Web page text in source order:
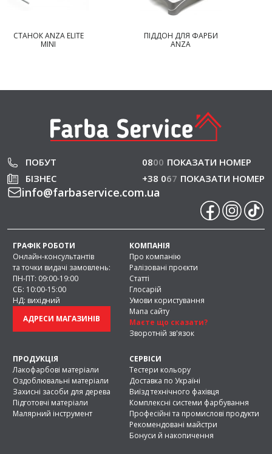
СТАНОК ANZA ELITE
MINI
ПІДДОН ДЛЯ ФАРБИ
ANZA
ПОБУТ 0800 ПОКАЗАТИ НОМЕР
БІЗНЕС
+38 067 ПОКАЗАТИ НОМЕР
info@farbaservice.com.ua
КОМПАНІЯ
Про компанію
Ралізовані проєкти
Статті
Глосарій
Умови користування
Мапа сайту
Маєте що сказати?
Зворотній зв'язок
ПРОДУКЦІЯ
Лакофарбові матеріали
Оздоблювальні матеріали
Захисні засоби для дерева
Підготовчі матеріали
Малярний інструмент
СЕРВІСИ
Тестери кольору
Доставка по Україні
Виїзд технічного фахівця
Комплексні системи фарбування
Професійні та промислові продукти
Рекомендовані майстри
Бонуси й накопичення
ГРАФІК РОБОТИ
Онлайн-консультантів
та точки видачі замовлень:
ПН-ПТ: 09:00-19:00
СБ: 10:00-15:00
НД: вихідний
АДРЕСИ МАГАЗИНІВ